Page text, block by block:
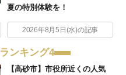
夏の特別体験を！
2026年8月5日(水)の記事
ランキング4
【高砂市】市役所近くの人気